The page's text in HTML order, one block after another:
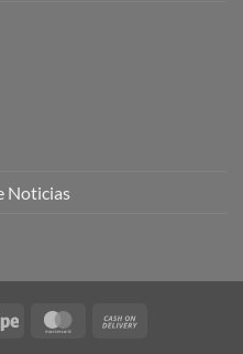
Noticias
Stripe MasterCard